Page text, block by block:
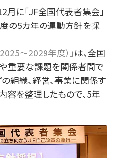
月に「JF全国代表者集会」
の5カ年の運動方針を採
～2029年度）」は、全国
重要な課題を関係者間で
組織、経営、事業に関係す
容を整理したもので、5年